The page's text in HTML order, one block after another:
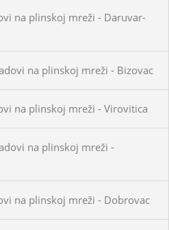
na plinskoj mreži - Daruvar-
na plinskoj mreži - Bizovac
na plinskoj mreži - Virovitica
na plinskoj mreži -
na plinskoj mreži - Dobrovac